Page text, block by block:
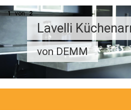
Lavelli
von DEMM
1 von 2